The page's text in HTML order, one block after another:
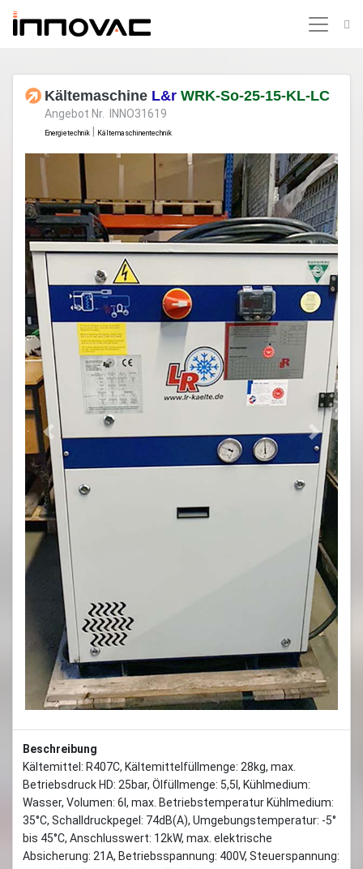
Kältemaschine L&r WRK-So-25-15-KL-LC
Angebot Nr. INNO31619
Energietechnik Kältemaschinentechnik
Previous Next
Beschreibung
Kältemittel: R407C, Kältemittelfüllmenge: 28kg, max.
Betriebsdruck HD: 25bar, Ölfüllmenge: 5,5l, Kühlmedium:
Wasser, Volumen: 6l, max. Betriebstemperatur Kühlmedium:
35°C, Schalldruckpegel: 74dB(A), Umgebungstemperatur: -5°
bis 45°C, Anschlusswert: 12kW, max. elektrische
Absicherung: 21A, Betriebsspannung: 400V, Steuerspannung: